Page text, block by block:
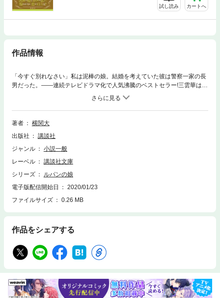
試し読み カートへ
作品情報
「今すぐ別れなさい」私は泥棒の娘。結婚を考えていた彼は警察一家の長
男だった。――連続テレビドラマ化で人気沸騰のベストセラー!三雲華は恋
人の桜庭和馬の家に挨拶に行くこととなった。ついに桜庭家に到着した華
は、玄関の家族写真を見て唖然とする。全員が警察の制服らしき服装に身
を包み、それぞれ敬礼のポーズをしている。華が育った三雲家は、代々泥
棒を生業としており、一家全員が盗人だ。その数日後、荒川の河川敷で男
著者
横関大
出版社
講談社
ジャンル
小説一般
レーベル
講談社文庫
シリーズ
ルパンの娘
電子版配信開始日
2020/01/23
ファイルサイズ
0.26 MB
作品をシェアする